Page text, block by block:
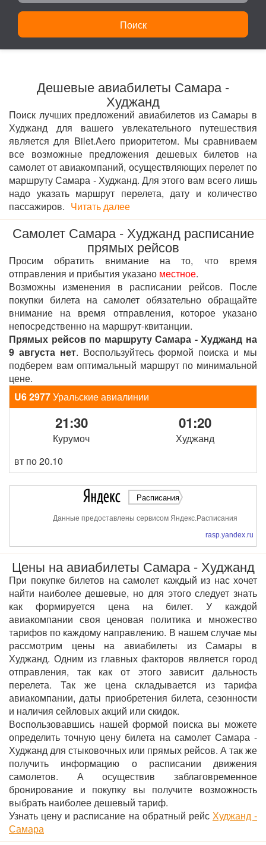
Поиск
Дешевые авиабилеты Самара -
Худжанд
Поиск лучших предложений авиабилетов из Самары в
Худжанд для вашего увлекательного путешествия
является для Bilet.Aero приоритетом. Мы сравниваем
все возможные предложения дешевых билетов на
самолет от авиакомпаний, осуществляющих перелет по
маршруту Самара - Худжанд. Для этого вам всего лишь
надо указать маршрут перелета, дату и количество
пассажиров. Читать далее
Самолет Самара - Худжанд расписание
прямых рейсов
Просим обратить внимание на то, что время
отправления и прибытия указано местное.
Возможны изменения в расписании рейсов. После
покупки билета на самолет обязательно обращайте
внимание на время отправления, которое указано
непосредственно на маршрут-квитанции.
Прямых рейсов по маршруту Самара - Худжанд на
9 августа нет. Воспользуйтесь формой поиска и мы
подберем вам оптимальный маршрут по минимальной
цене.
U6 2977Уральские авиалинии
21:30
Курумоч
01:20
Худжанд
вт по 20.10
Расписания
Данные предоставлены сервисом Яндекс.Расписания
rasp.yandex.ru
Цены на авиабилеты Самара - Худжанд
При покупке билетов на самолет каждый из нас хочет
найти наиболее дешевые, но для этого следует знать
как формируется цена на билет. У каждой
авиакомпании своя ценовая политика и множество
тарифов по каждому направлению. В нашем случае мы
рассмотрим цены на авиабилеты из Самары в
Худжанд. Одним из главных факторов является город
отправления, так как от этого зависит дальность
перелета. Так же цена складывается из тарифа
авиакомпании, даты приобретения билета, сезонности
и наличия сейловых акций или скидок.
Воспользовавшись нашей формой поиска вы можете
определить точную цену билета на самолет Самара -
Худжанд для стыковочных или прямых рейсов. А так же
получить информацию о расписании движения
самолетов. А осуществив заблаговременное
бронирование и покупку вы получите возможность
выбрать наиболее дешевый тариф.
Узнать цену и расписание на обратный рейс Худжанд -
Самара